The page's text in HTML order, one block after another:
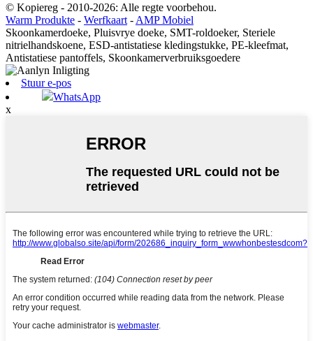
© Kopiereg - 2010-2026: Alle regte voorbehou.
Warm Produkte - Werfkaart - AMP Mobiel
Skoonkamerdoeke, Pluisvrye doeke, SMT-roldoeker, Steriele
nitrielhandskoene, ESD-antistatiese kledingstukke, PE-kleefmat,
Antistatiese pantoffels, Skoonkamerverbruiksgoedere
Stuur e-pos
WhatsApp
x